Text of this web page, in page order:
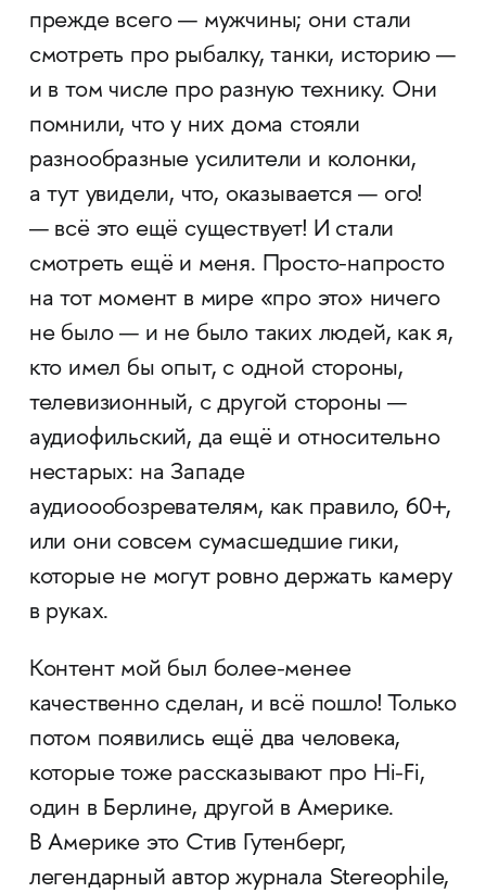
прежде всего — мужчины; они стали
смотреть про рыбалку, танки, историю —
и в том числе про разную технику. Они
помнили, что у них дома стояли
разнообразные усилители и колонки,
а тут увидели, что, оказывается — ого!
— всё это ещё существует! И стали
смотреть ещё и меня. Просто-напросто
на тот момент в мире «про это» ничего
не было — и не было таких людей, как я,
кто имел бы опыт, с одной стороны,
телевизионный, с другой стороны —
аудиофильский, да ещё и относительно
нестарых: на Западе
аудиоообозревателям, как правило, 60+,
или они совсем сумасшедшие гики,
которые не могут ровно держать камеру
в руках.
Контент мой был более-менее
качественно сделан, и всё пошло! Только
потом появились ещё два человека,
которые тоже рассказывают про Hi-Fi,
один в Берлине, другой в Америке.
В Америке это Стив Гутенберг,
легендарный автор журнала Stereophile,